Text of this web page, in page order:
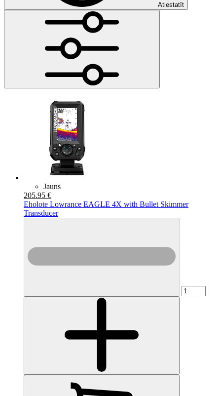
Atiestatīt
Jauns
205.95 €
Eholote Lowrance EAGLE 4X with Bullet Skimmer
Transducer